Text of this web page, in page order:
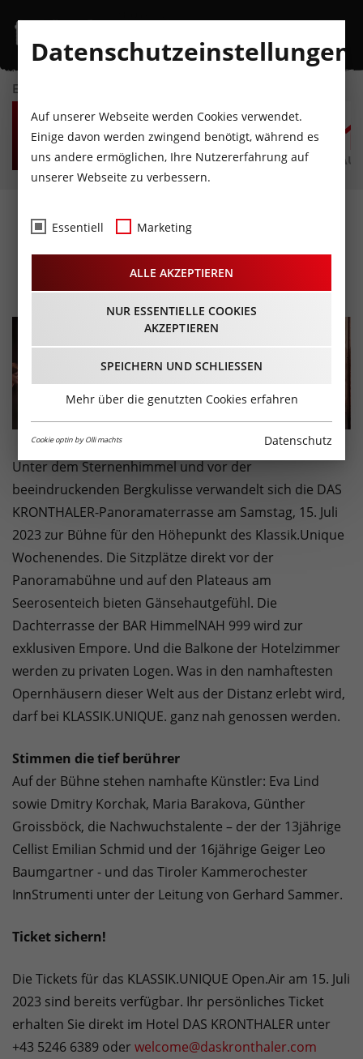
EVENTKALENDER
FR
7
AUGUST
SA
8
AUGUST
SO
9
AUGUST
MO
10
AUGUST
DI
11
AUGUST
KLASSIK.UNIQUE Open.Air
Im DAS KRONTHALER
15.07.2023 - Beginn 20:00 Uhr
Unter dem Sternenhimmel und vor der
beeindruckenden Bergkulisse verwandelt sich die DAS
KRONTHALER-Panoramaterrasse am Samstag, 15. Juli
2023 zur Bühne für den Höhepunkt des Klassik.Unique
Wochenendes. Die Sitzplätze direkt vor der
Panoramabühne und auf den Plateaus am
Seerosenteich bieten Gänsehautgefühl. Die
Dachterrasse der BAR HimmelNAH 999 wird zur
exklusiven Empore. Und die Balkone der Hotelzimmer
werden zu privaten Logen. Was in den namhaftesten
Opernhäusern dieser Welt aus der Distanz erlebt wird,
darf bei KLASSIK.UNIQUE. ganz nah genossen werden.
Stimmen die tief berührer
Auf der Bühne stehen namhafte Künstler: Eva Lind
sowie Dmitry Korchak, Maria Barakova, Günther
Groissböck, die Nachwuchstalente – der der 13jährige
Cellist Emilian Schmid und der 16jährige Geiger Leo
Baumgartner - und das Tiroler Kammerochester
InnStrumenti unter der Leitung von Gerhard Sammer.
Ticket sichern!
Die Tickets für das KLASSIK.UNIQUE Open.Air am 15. Juli
2023 sind bereits verfügbar. Ihr persönliches Ticket
erhalten Sie direkt im Hotel DAS KRONTHALER unter
+43 5246 6389 oder welcome@daskronthaler.com
Datenschutzeinstellungen
Auf unserer Webseite werden Cookies verwendet.
Einige davon werden zwingend benötigt, während es
uns andere ermöglichen, Ihre Nutzererfahrung auf
unserer Webseite zu verbessern.
Essentiell Marketing
ALLE AKZEPTIEREN
NUR ESSENTIELLE COOKIES
AKZEPTIEREN
SPEICHERN UND SCHLIESSEN
Mehr über die genutzten Cookies erfahren
Cookie optin by Olli machts Datenschutz